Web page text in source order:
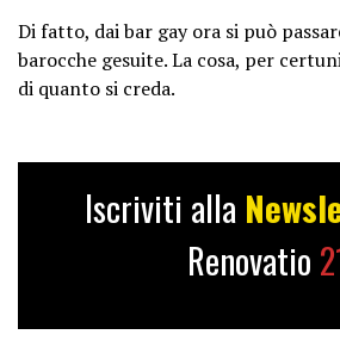
Di fatto, dai bar gay ora si può
barocche gesuite. La cosa, per
di quanto si creda.
Iscriviti alla
Renovatio